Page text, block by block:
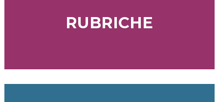
RUBRICHE